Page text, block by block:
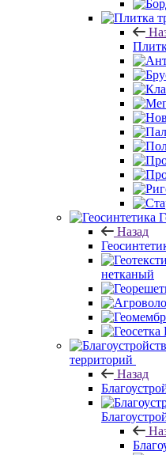
Назад
нетканый
территорий
Назад